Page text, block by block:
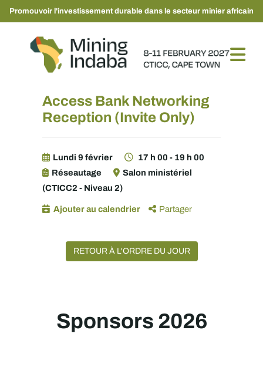
Promouvoir l'investissement durable dans le secteur minier africain
Access Bank Networking
Reception (Invite Only)
Lundi 9 février
17 h 00 - 19 h 00
Réseautage
Salon ministériel
(CTICC2 - Niveau 2)
Ajouter au calendrier
Partager
RETOUR À L'ORDRE DU JOUR
Sponsors 2026